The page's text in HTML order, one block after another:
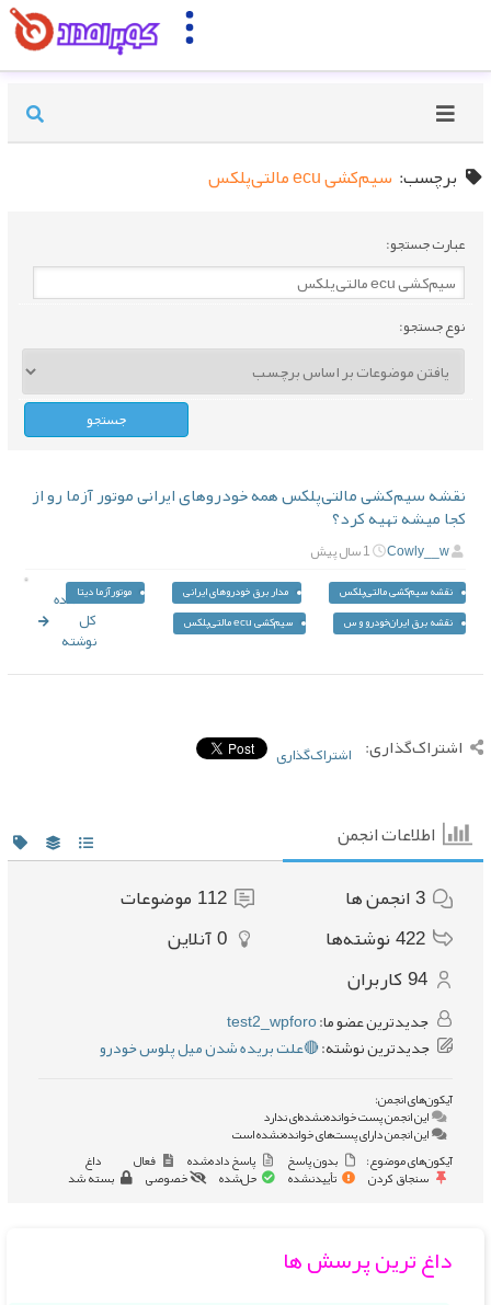
برچسب:سیم‌کشی ecu مالتی‌پلکس
عبارت جستجو:
نوع جستجو:
نقشه سیم‌کشی مالتی‌پلکس همه خودروهای ایرانی موتور آزما رو از
کجا میشه تهیه کرد؟
Cowly__w 1 سال پیش
نقشه سیم‌کشی مالتی‌پلکس مدار برق خودروهای ایرانی
موتورآزما دیتا
نقشه برق ایران‌خودرو و س
سیم‌کشی ecu مالتی‌پلکس
مشاهده
نوشته
اشتراک‌گذاری: اشتراک‌گذاری
اطلاعات انجمن
3 انجمن ها 112موضوعات
422نوشته‌ها 0 آنلاین
94 کاربران
جدیدترین عضو ما:test2_wpforo
جدیدترین نوشته:🔴علت بریده شدن میل پلوس خودرو
آیکون‌های انجمن:
این انجمن پست خوانده‌نشده‌ای ندارد
این انجمن دارای پست‌های خوانده‌نشده است
آیکون‌های موضوع:
بدون پاسخ پاسخ داده‌شده فعال
سنجاق کردن تأییدنشده حل‌شده خصوصی بسته شد
داغ ترین پرسش ها